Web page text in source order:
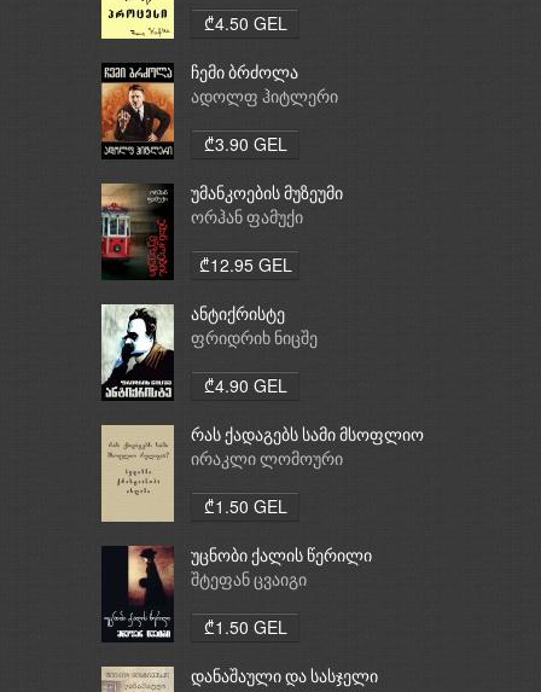
₾4.50 GEL
ჩემი ბრძოლა
ადოლფ ჰიტლერი
₾3.90 GEL
უმანკოების მუზეუმი
ორჰან ფამუქი
₾12.95 GEL
ანტიქრისტე
ფრიდრიხ ნიცშე
₾4.90 GEL
რას ქადაგებს სამი მსოფლიო
რელიგია: ბუდიზმი,
ირაკლი ლომოური
₾1.50 GEL
უცნობი ქალის წერილი
შტეფან ცვაიგი
₾1.50 GEL
დანაშაული და სასჯელი